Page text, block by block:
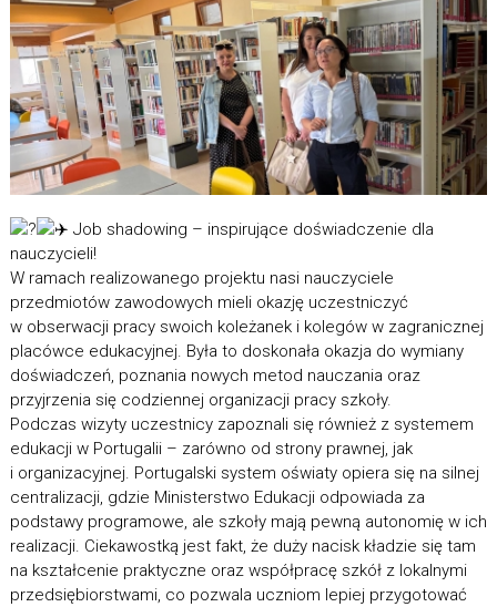
Job shadowing – inspirujące doświadczenie dla
nauczycieli!
W ramach realizowanego projektu nasi nauczyciele
przedmiotów zawodowych mieli okazję uczestniczyć
w obserwacji pracy swoich koleżanek i kolegów w zagranicznej
placówce edukacyjnej. Była to doskonała okazja do wymiany
doświadczeń, poznania nowych metod nauczania oraz
przyjrzenia się codziennej organizacji pracy szkoły.
Podczas wizyty uczestnicy zapoznali się również z systemem
edukacji w Portugalii – zarówno od strony prawnej, jak
i organizacyjnej. Portugalski system oświaty opiera się na silnej
centralizacji, gdzie Ministerstwo Edukacji odpowiada za
podstawy programowe, ale szkoły mają pewną autonomię w ich
realizacji. Ciekawostką jest fakt, że duży nacisk kładzie się tam
na kształcenie praktyczne oraz współpracę szkół z lokalnymi
przedsiębiorstwami, co pozwala uczniom lepiej przygotować